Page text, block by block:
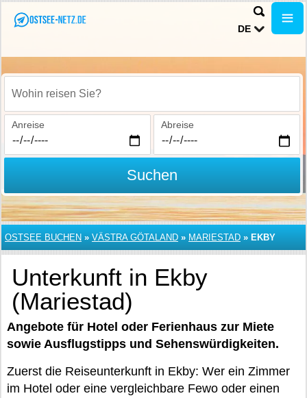
DE
Wohin reisen Sie?
Anreise Abreise
Suchen
OSTSEE BUCHEN » VÄSTRA GÖTALAND » MARIESTAD » EKBY
Unterkunft in Ekby
(Mariestad)
Angebote für Hotel oder Ferienhaus zur Miete
sowie Ausflugstipps und Sehenswürdigkeiten.
Zuerst die Reiseunterkunft in Ekby: Wer ein Zimmer
im Hotel oder eine vergleichbare Fewo oder einen